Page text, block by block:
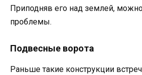
Приподняв его над землей, можно
проблемы.
Подвесные ворота
Раньше такие конструкции